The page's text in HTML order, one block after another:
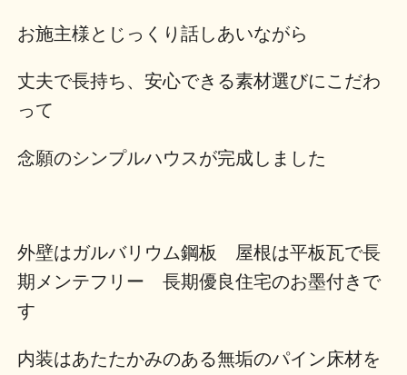
お施主様とじっくり話しあいながら
丈夫で長持ち、安心できる素材選びにこだわ
って
念願のシンプルハウスが完成しました
外壁はガルバリウム鋼板 屋根は平板瓦で長
期メンテフリー 長期優良住宅のお墨付きで
す
内装はあたたかみのある無垢のパイン床材を